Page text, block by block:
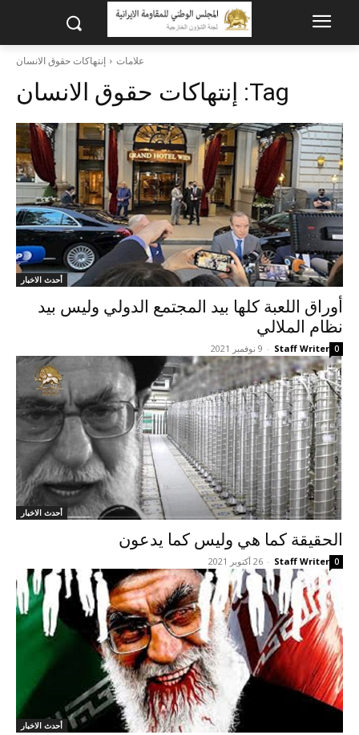
علامات إنتهاکات حقوق الانسان
Tag: إنتهاکات حقوق الانسان
أحدث الاخبار
أوراق اللعبة کلها بيد المجتمع الدولي وليس بيد
نظام الملالي
Staff Writer
- 9 نوفمبر 2021 0
أحدث الاخبار
الحقيقة کما هي وليس کما يدعون
Staff Writer
- 26 أكتوبر 2021 0
أحدث الاخبار